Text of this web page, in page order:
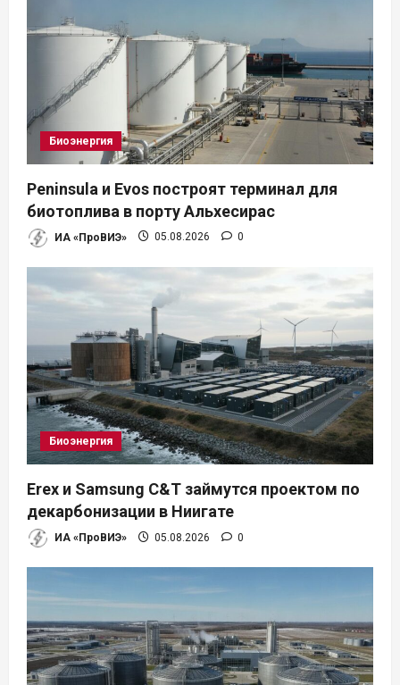
Биоэнергия
Peninsula и Evos построят терминал для
биотоплива в порту Альхесирас
ИА «ПроВИЭ» 05.08.2026 0
Биоэнергия
Erex и Samsung C&T займутся проектом по
декарбонизации в Ниигате
ИА «ПроВИЭ» 05.08.2026 0